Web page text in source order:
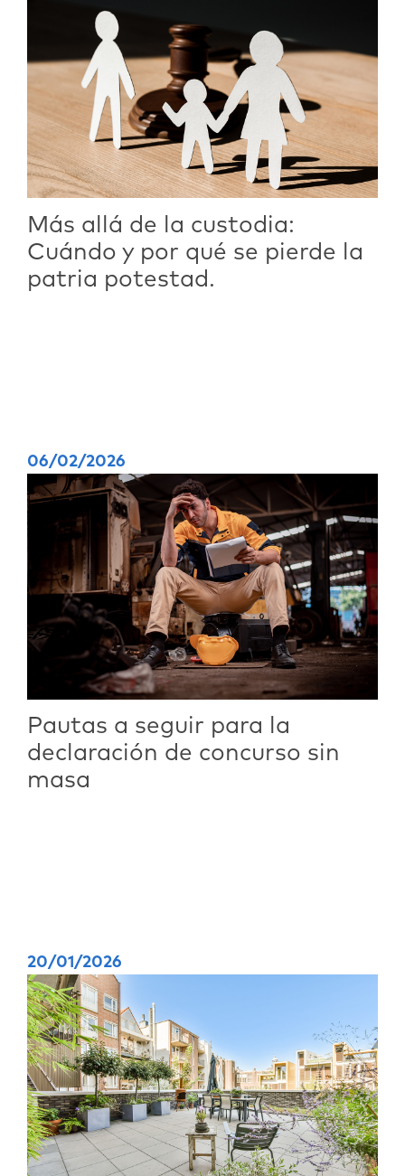
Más allá de la custodia:
Cuándo y por qué se pierde la
patria potestad.
06/02/2026
Pautas a seguir para la
declaración de concurso sin
masa
20/01/2026